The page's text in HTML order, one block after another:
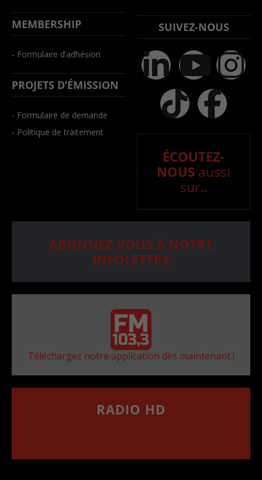
MEMBERSHIP
- Formulaire d’adhésion
PROJETS D’ÉMISSION
- Formulaire de demande
- Politique de traitement
SUIVEZ-NOUS
ÉCOUTEZ-
NOUS aussi
sur..
ABONNEZ-VOUS À NOTRE
INFOLETTRE
Téléchargez notre application dès maintenant !
RADIO HD